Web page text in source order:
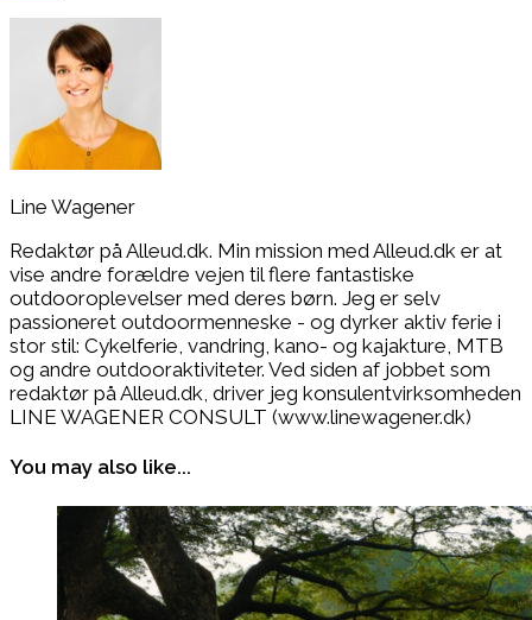
Line Wagener
Redaktør på Alleud.dk. Min mission med Alleud.dk er at
vise andre forældre vejen til flere fantastiske
outdooroplevelser med deres børn. Jeg er selv
passioneret outdoormenneske - og dyrker aktiv ferie i
stor stil: Cykelferie, vandring, kano- og kajakture, MTB
og andre outdooraktiviteter. Ved siden af jobbet som
redaktør på Alleud.dk, driver jeg konsulentvirksomheden
LINE WAGENER CONSULT (www.linewagener.dk)
You may also like...